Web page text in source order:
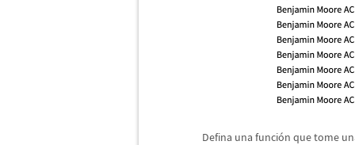
Defina una función que tome